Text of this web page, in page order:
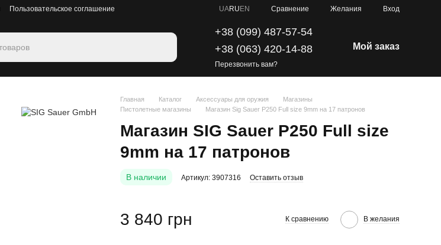
Пользовательское соглашение
UARU EN Сравнение Желания Вход
+38 (099) 487-57-54
+38 (063) 420-14-88
Перезвонить вам?
Мой заказ
Главная Каталог Аксессуары для оружия
Магазины
Пистолетные магазины
Магазин Sig Sauer P250 Full size 9mm на 17 патронов
Магазин SIG Sauer P250 Full size
9mm на 17 патронов
В наличии Артикул: 3907316 Оставить отзыв
3 840 грн К сравнению В желания